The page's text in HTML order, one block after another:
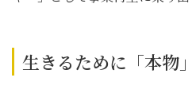
生きるために「本物